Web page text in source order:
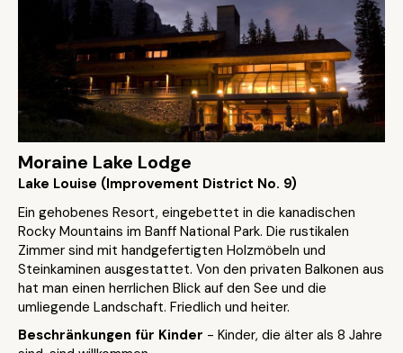
Moraine Lake Lodge
Lake Louise (Improvement District No. 9)
Ein gehobenes Resort, eingebettet in die kanadischen
Rocky Mountains im Banff National Park. Die rustikalen
Zimmer sind mit handgefertigten Holzmöbeln und
Steinkaminen ausgestattet. Von den privaten Balkonen aus
hat man einen herrlichen Blick auf den See und die
umliegende Landschaft. Friedlich und heiter.
Beschränkungen für Kinder - Kinder, die älter als 8 Jahre